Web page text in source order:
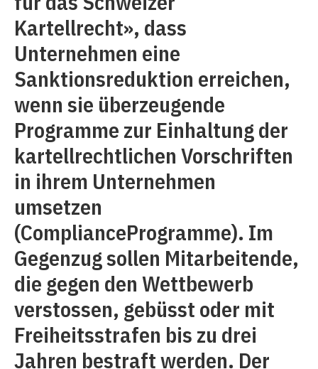
Kartellrecht», dass
Unternehmen eine
Sanktionsreduktion erreichen,
wenn sie überzeugende
Programme zur Einhaltung der
kartellrechtlichen Vorschriften
in ihrem Unternehmen
umsetzen
(ComplianceProgramme). Im
Gegenzug sollen Mitarbeitende,
die gegen den Wettbewerb
verstossen, gebüsst oder mit
Freiheitsstrafen bis zu drei
Jahren bestraft werden. Der